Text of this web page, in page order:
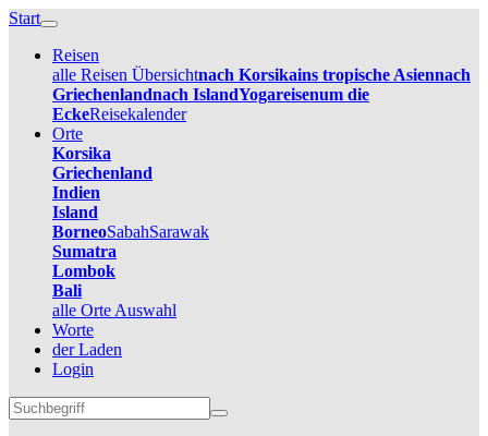
Start
Reisen
alle Reisen Übersichtnach Korsikains tropische Asiennach
Griechenlandnach IslandYogareisenum die
EckeReisekalender
Orte
Korsika
Griechenland
Indien
Island
BorneoSabahSarawak
Sumatra
Lombok
Bali
alle Orte Auswahl
Worte
der Laden
Login